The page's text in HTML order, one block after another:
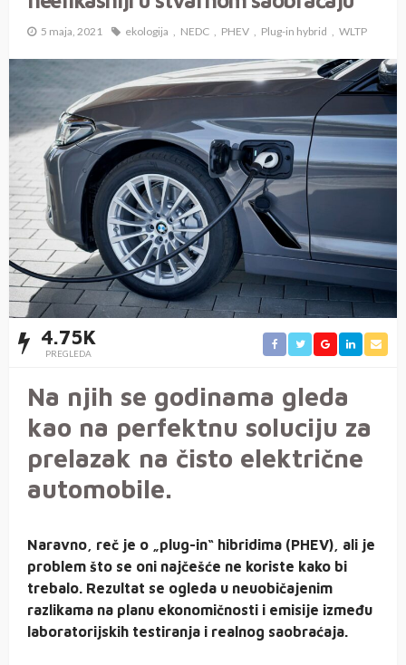
5 maja, 2021 ekologija NEDC PHEV Plug-in hybrid WLTP
4.75K
PREGLEDA
Na njih se godinama gleda
kao na perfektnu soluciju za
prelazak na čisto električne
automobile.
Naravno, reč je o „plug-in“ hibridima (PHEV), ali je
problem što se oni najčešće ne koriste kako bi
trebalo. Rezultat se ogleda u neuobičajenim
razlikama na planu ekonomičnosti i emisije između
laboratorijskih testiranja i realnog saobraćaja.